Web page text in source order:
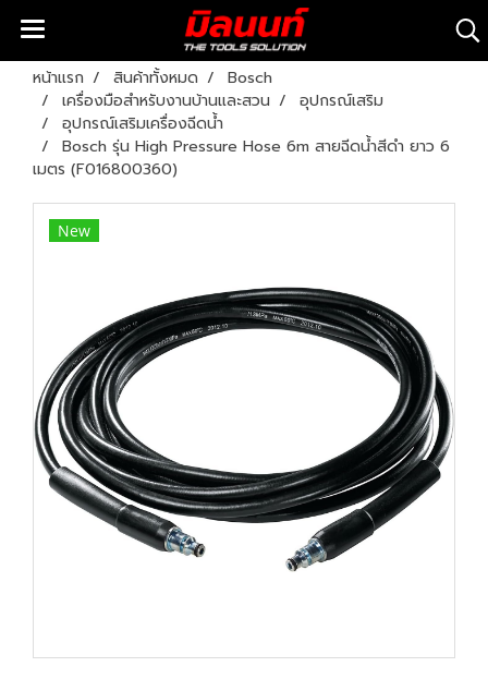
หน้าแรก สินค้าทั้งหมด
Bosch
เครื่องมือสำหรับงานบ้านและสวน
อุปกรณ์เสริม
อุปกรณ์เสริมเครื่องฉีดน้ำ
Bosch รุ่น High Pressure Hose 6m สายฉีดน้ำสีดำ ยาว 6
เมตร (F016800360)
New